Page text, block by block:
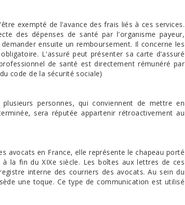
exempté de l'avance des frais liés à ces services.
des dépenses de santé par l'organisme payeur,
ensuite un remboursement. Il concerne les
L'assuré peut présenter sa carte d'assuré
de santé est directement rémunéré par
du code de la sécurité sociale)
personnes, qui conviennent de mettre en
sera réputée appartenir rétroactivement au
avocats en France, elle représente le chapeau porté
la fin du XIXe siècle. Les boîtes aux lettres de ces
interne des courriers des avocats. Au sein du
une toque. Ce type de communication est utilisé